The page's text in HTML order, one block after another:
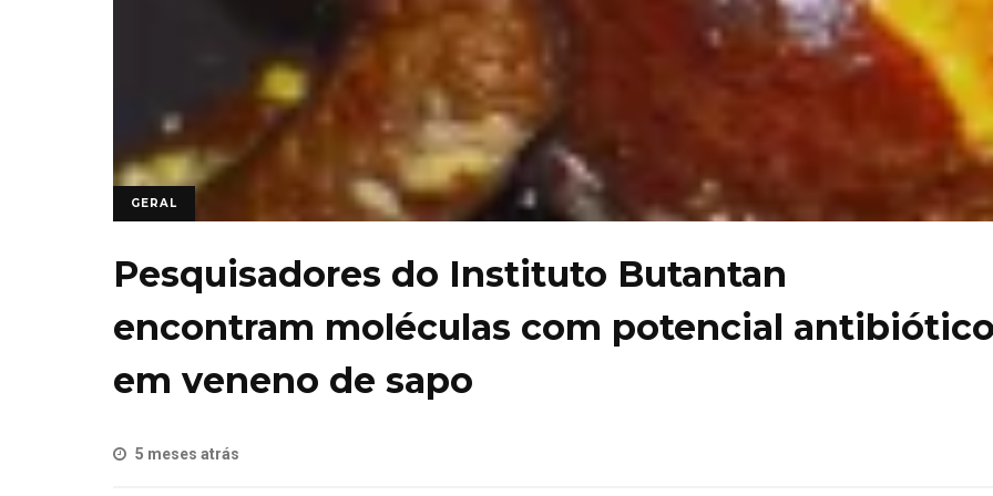
GERAL
Pesquisadores do Instituto Butantan
encontram moléculas com potencial
em veneno de sapo
5 meses atrás